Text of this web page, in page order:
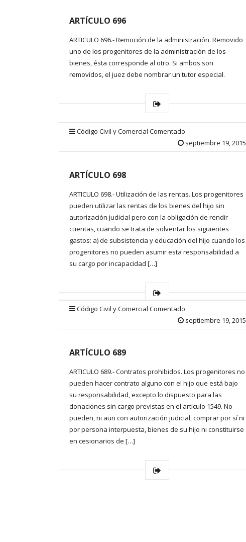
ARTÍCULO 696
ARTICULO 696.- Remoción de la administración. Removido
uno de los progenitores de la administración de los
bienes, ésta corresponde al otro. Si ambos son
removidos, el juez debe nombrar un tutor especial.
Código Civil y Comercial Comentado
septiembre 19, 2015
ARTÍCULO 698
ARTICULO 698.- Utilización de las rentas. Los progenitores
pueden utilizar las rentas de los bienes del hijo sin
autorización judicial pero con la obligación de rendir
cuentas, cuando se trata de solventar los siguientes
gastos: a) de subsistencia y educación del hijo cuando los
progenitores no pueden asumir esta responsabilidad a
su cargo por incapacidad […]
Código Civil y Comercial Comentado
septiembre 19, 2015
ARTÍCULO 689
ARTICULO 689.- Contratos prohibidos. Los progenitores no
pueden hacer contrato alguno con el hijo que está bajo
su responsabilidad, excepto lo dispuesto para las
donaciones sin cargo previstas en el artículo 1549. No
pueden, ni aun con autorización judicial, comprar por sí ni
por persona interpuesta, bienes de su hijo ni constituirse
en cesionarios de […]